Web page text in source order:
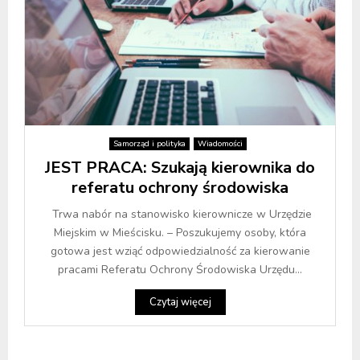
Samorząd i polityka Wiadomości
JEST PRACA: Szukają kierownika do
referatu ochrony środowiska
Trwa nabór na stanowisko kierownicze w Urzędzie
Miejskim w Mieścisku. – Poszukujemy osoby, która
gotowa jest wziąć odpowiedzialność za kierowanie
pracami Referatu Ochrony Środowiska Urzędu...
Czytaj więcej